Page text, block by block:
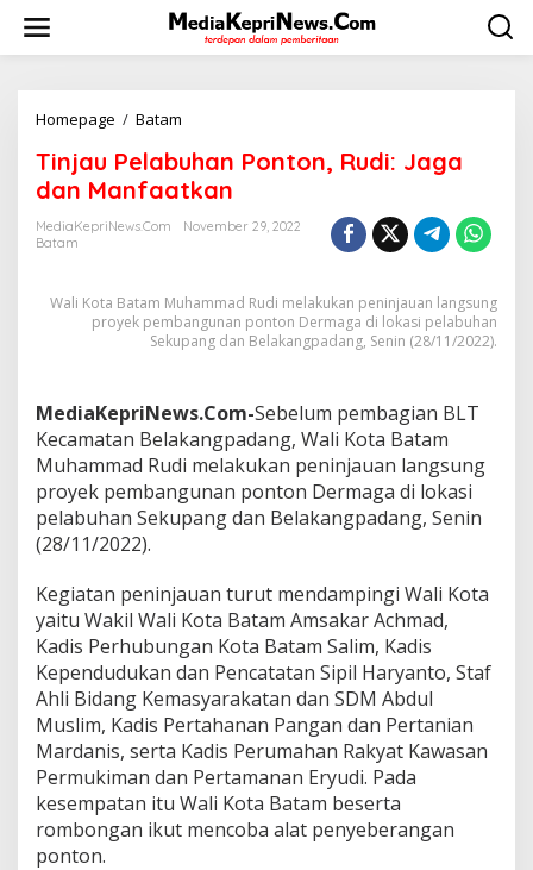
w
Homepage / Batam
n
j
a
u
a
b
u
n
P
o
n
t
o
R
u
d
i
:
J
a
g
a
d
a
n
Tinjau Pelabuhan Ponton, Rudi: Jaga
dan Manfaatkan
MediaKepriNews.com
November 29, 2022
Batam
Wali Kota Batam Muhammad Rudi melakukan peninjauan langsung
proyek pembangunan ponton Dermaga di lokasi pelabuhan
Sekupang dan Belakangpadang, Senin (28/11/2022).
MediaKepriNews.Com-Sebelum pembagian BLT
Kecamatan Belakangpadang, Wali Kota Batam
Muhammad Rudi melakukan peninjauan langsung
proyek pembangunan ponton Dermaga di lokasi
pelabuhan Sekupang dan Belakangpadang, Senin
(28/11/2022).
Kegiatan peninjauan turut mendampingi Wali Kota
yaitu Wakil Wali Kota Batam Amsakar Achmad,
Kadis Perhubungan Kota Batam Salim, Kadis
Kependudukan dan Pencatatan Sipil Haryanto, Staf
Ahli Bidang Kemasyarakatan dan SDM Abdul
Muslim, Kadis Pertahanan Pangan dan Pertanian
Mardanis, serta Kadis Perumahan Rakyat Kawasan
Permukiman dan Pertamanan Eryudi. Pada
kesempatan itu Wali Kota Batam beserta
rombongan ikut mencoba alat penyeberangan
ponton.